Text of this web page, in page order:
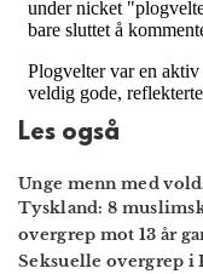
Les også
Unge menn med
Tyskland: 8
overgrep mot 13 år
Seksuelle overgrep